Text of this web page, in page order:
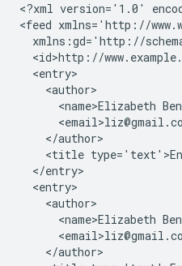
<?xml version='1.0'
<feed xmlns='http://
xmlns:gd='http://
<id>http://
  <entry>
    <author>
<name>Elizabeth
    </author>
<title
  </entry>
  <entry>
    <author>
<name>Elizabeth
    </author>